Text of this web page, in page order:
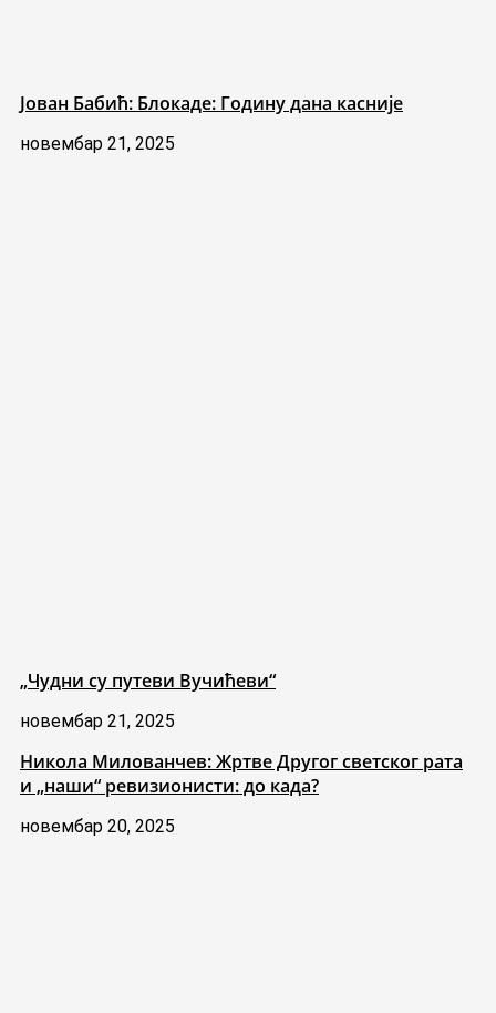
Јован Бабић: Блокаде: Годину дана касније
новембар 21, 2025
„Чудни су путеви Вучићеви“
новембар 21, 2025
Никола Милованчев: Жртве Другог светског рата
и „наши“ ревизионисти: до када?
новембар 20, 2025